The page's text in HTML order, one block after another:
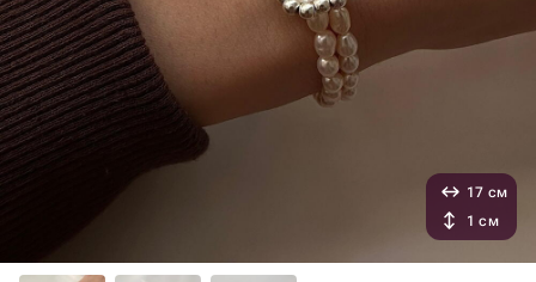
17 см
1 см